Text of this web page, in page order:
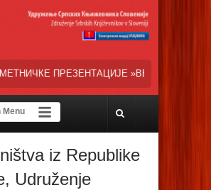
СРПСКЕ ДИЈАСПОРЕ« НАША
iz Republike
, Udruženje